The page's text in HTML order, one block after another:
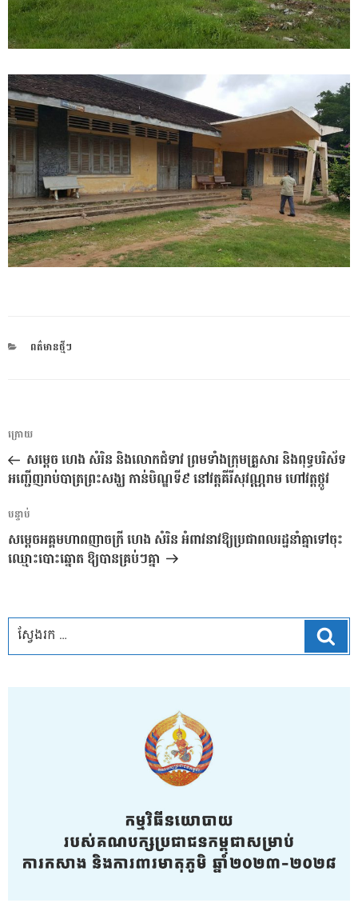
CATEGORIES
ពត៌មានថ្មីៗ
ការ​
នាំទិស​
ប្រកាស
អត្ថបទ
មុន
ក្រោយ
សម្តេច ហេង សំរិន និងលោកជំទាវ ព្រមទាំងក្រុមគ្រួសារ និងពុទ្ធបរិស័ទ
អញ្ជើញរាប់បាត្រព្រះសង្ឃ កាន់បិណ្ឌទី៩ នៅវត្តគីរីសុវណ្ណរាម ហៅវត្តថ្កូវ
អត្ថបទ
បន្ទាប់
បន្ទាប់
សម្តេចអគ្គមហាពញាចក្រី ហេង សំរិន អំពាវនាវឱ្យប្រជាពលរដ្ឋនាំគ្នាទៅចុះ
ឈ្មោះបោះឆ្នោត ឱ្យបានគ្រប់ៗគ្នា